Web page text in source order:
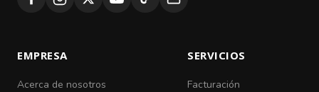
EMPRESA
Acerca de nosotros
SERVICIOS
Facturación